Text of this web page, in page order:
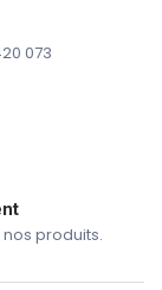
073
produits.